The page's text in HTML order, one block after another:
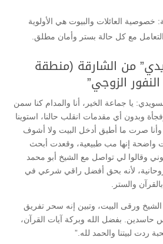
خصوصية العائلات والبيوت هي الأولوية
مع كل حالة بستر وأمان مطلق.
من الشارقة (منطقة
الزوجي”
يا جماعة الخير، أنا والمدام كنا سمن
وبدون أي مقدمات انقلب حالنا، استوينا
وأنا صرت ما أطيق أدخل البيت ولا أشوف
واضحة إنها مب طبيعية، وقعدت أبحث
وقالوا لي تواصل مع الشيخ أبو محمد
لأنه بحق أفضل راقي شرعي في
والستر.
الشيخ ورقى البيت، وتبين إنه سحر تفريق
بفضل الله وبركة آيات القرآن،
ردت لبيتنا والحمد لله.”